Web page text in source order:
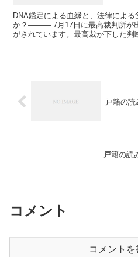
DNA鑑定による血縁と、法律によ
か？——— 7月17日に最高裁判所が
がされています。最高裁が下した
戸籍の
戸籍の
コメント
コメント